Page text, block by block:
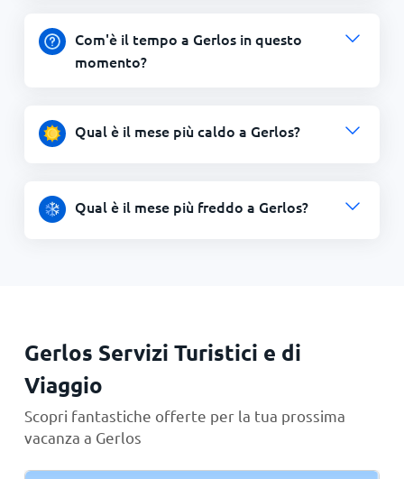
Com'è il tempo a Gerlos in questo
momento?
Qual è il mese più caldo a Gerlos?
Qual è il mese più freddo a Gerlos?
Gerlos Servizi Turistici e di
Viaggio
Scopri fantastiche offerte per la tua prossima
vacanza a Gerlos